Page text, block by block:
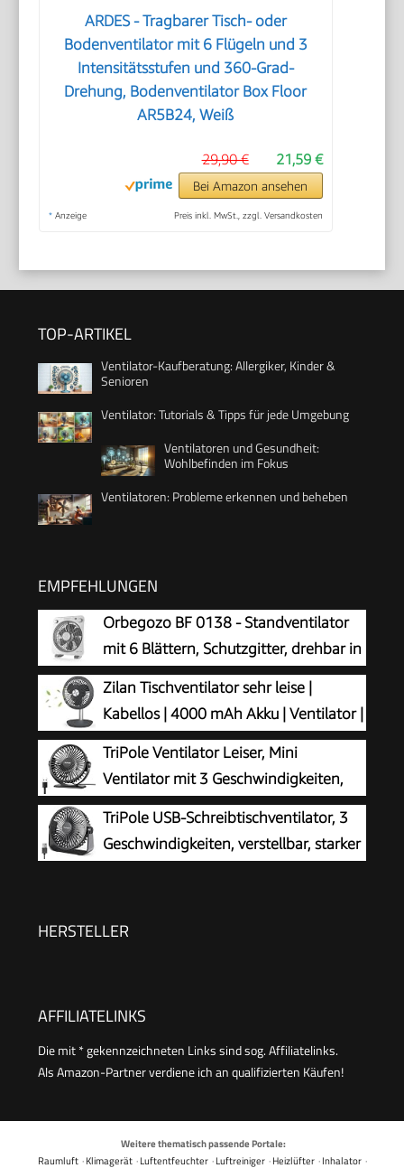
ARDES - Tragbarer Tisch- oder
Bodenventilator mit 6 Flügeln und 3
Intensitätsstufen und 360-Grad-
Drehung, Bodenventilator Box Floor
AR5B24, Weiß
21,59 €
29,90 €
Bei Amazon ansehen
* Anzeige Preis inkl. MwSt., zzgl. Versandkosten
TOP-ARTIKEL
Ventilator-Kaufberatung: Allergiker, Kinder &
Senioren
Ventilator: Tutorials & Tipps für jede Umgebung
Ventilatoren und Gesundheit:
Wohlbefinden im Fokus
Ventilatoren: Probleme erkennen und beheben
EMPFEHLUNGEN
Orbegozo BF 0138 - Standventilator
mit 6 Blättern, Schutzgitter, drehbar in
beide Richtungen, 3
Geschwindigkeiten, Drehzerstäuber, Timer von
60 Minuten, 40 W Leistung
Zilan Tischventilator sehr leise |
Kabellos | 4000 mAh Akku | Ventilator |
90° neigbar | Schreibtischventilator |
Windmaschine | Luftkühler | Energiesparend | 4
Stufen | 15 h kabelloser Betrieb
TriPole Ventilator Leiser, Mini
Ventilator mit 3 Geschwindigkeiten,
USB Tischventilator Leistungsstarker
Tragbarer mit 360° Neigung, Fan klein für
Einsatz Büro, Schlafzimmer, Reisen
TriPole USB-Schreibtischventilator, 3
Geschwindigkeiten, verstellbar, starker
Ventilator, 11,4 cm, tragbarer Mini-Ventilator
HERSTELLER
AFFILIATELINKS
Die mit * gekennzeichneten Links sind sog. Affiliatelinks.
Als Amazon-Partner verdiene ich an qualifizierten Käufen!
Weitere thematisch passende Portale:
Raumluft·Klimagerät·Luftentfeuchter·Luftreiniger·Heizlüfter·Inhalator·